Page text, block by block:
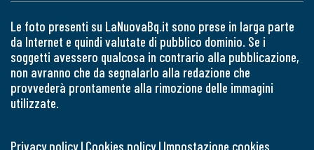
Le foto presenti su LaNuovaBq.it sono prese in larga parte
da Internet e quindi valutate di pubblico dominio. Se i
soggetti avessero qualcosa in contrario alla pubblicazione,
non avranno che da segnalarlo alla redazione che
provvederà prontamente alla rimozione delle immagini
utilizzate.
Privacy policy| Cookies policy| Impostazione cookies